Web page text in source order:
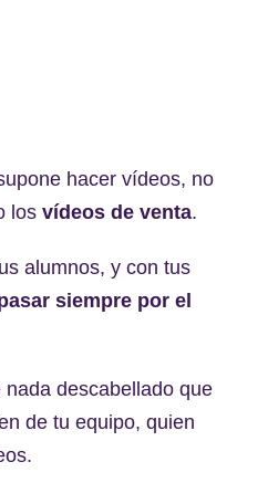
hacer vídeos, no
los vídeos de venta.
alumnos, y con tus
siempre por el
descabellado que
de tu equipo, quien